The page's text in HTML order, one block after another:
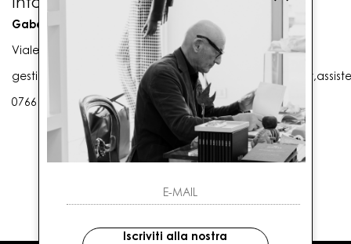
Info contatti
Gaballo Mario srl
Viale G. Matteotti n. 23 00053 Civitavecchia (RM)
0766 25656
Iscriviti alla nostra